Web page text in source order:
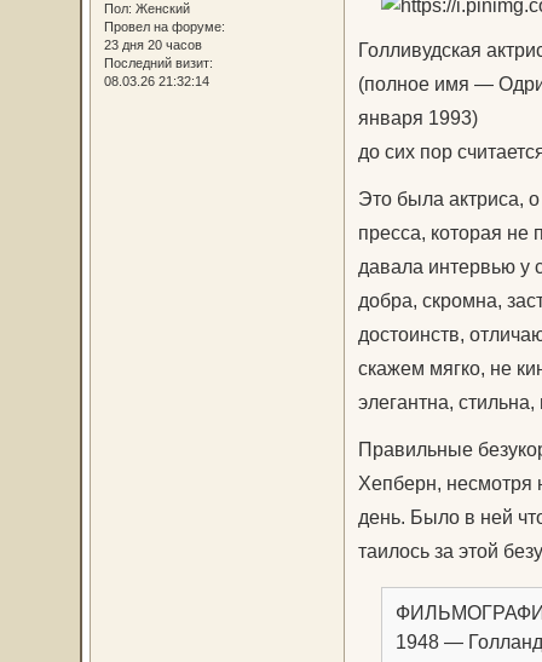
Пол: Женский
Провел на форуме:
23 дня 20 часов
Последний визит:
08.03.26 21:32:14
Голливудская
(полное имя —
января 1993)
до сих пор
Это была актриса,
пресса, которая не
давала интервью у
добра, скромна,
достоинств,
скажем мягко, не
элегантна,
Правильные
Хепберн, несмотря
день. Было в ней
таилось за этой
1948 —